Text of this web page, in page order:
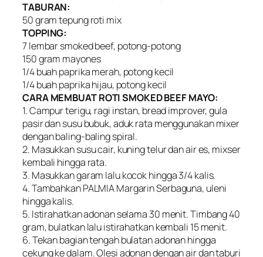
TABURAN:
50 gram tepung roti mix
TOPPING:
7 lembar smoked beef, potong-potong
150 gram mayones
1/4 buah paprika merah, potong kecil
1/4 buah paprika hijau, potong kecil
CARA MEMBUAT ROTI SMOKED BEEF MAYO:
1. Campur terigu, ragi instan, bread improver, gula
pasir dan susu bubuk, aduk rata menggunakan mixer
dengan baling-baling spiral.
2. Masukkan susu cair, kuning telur dan air es, mixser
kembali hingga rata.
3. Masukkan garam lalu kocok hingga 3/4 kalis.
4. Tambahkan PALMIA Margarin Serbaguna, uleni
hingga kalis.
5. lstirahatkan adonan selama 30 menit. Timbang 40
gram, bulatkan lalu istirahatkan kembali 15 menit.
6. Tekan bagian tengah bulatan adonan hingga
cekung ke dalam. Olesi adonan dengan air dan taburi